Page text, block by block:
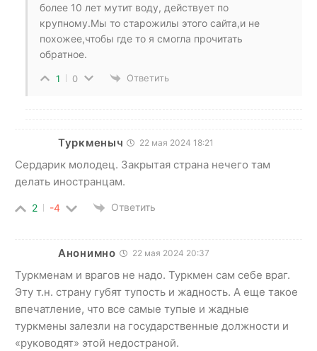
более 10 лет мутит воду, действует по
крупному.Мы то старожилы этого сайта,и не
похожее,чтобы где то я смогла прочитать
обратное.
1 0 Ответить
Туркменыч 22 мая 2024 18:21
Сердарик молодец. Закрытая страна нечего там
делать иностранцам.
2 -4 Ответить
Анонимно 22 мая 2024 20:37
Туркменам и врагов не надо. Туркмен сам себе враг.
Эту т.н. страну губят тупость и жадность. А еще такое
впечатление, что все самые тупые и жадные
туркмены залезли на государственные должности и
«руководят» этой недостраной.